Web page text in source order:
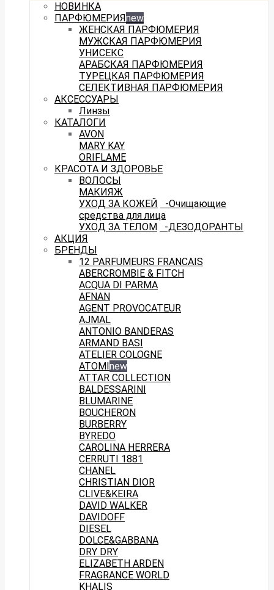
НОВИНКА
ПАРФЮМЕРИЯnew
ЖЕНСКАЯ ПАРФЮМЕРИЯ
МУЖСКАЯ ПАРФЮМЕРИЯ
УНИСЕКС
АРАБСКАЯ ПАРФЮМЕРИЯ
ТУРЕЦКАЯ ПАРФЮМЕРИЯ
СЕЛЕКТИВНАЯ ПАРФЮМЕРИЯ
АКСЕССУАРЫ
Линзы
КАТАЛОГИ
AVON
MARY KAY
ORIFLAME
КРАСОТА И ЗДОРОВЬЕ
ВОЛОСЫ
МАКИЯЖ
УХОД ЗА КОЖЕЙ
-Очищающие
средства для лица
УХОД ЗА ТЕЛОМ
-ДЕЗОДОРАНТЫ
АКЦИЯ
БРЕНДЫ
12 PARFUMEURS FRANCAIS
ABERCROMBIE & FITCH
ACQUA DI PARMA
AFNAN
AGENT PROVOCATEUR
AJMAL
ANTONIO BANDERAS
ARMAND BASI
ATELIER COLOGNE
ATOMI new
ATTAR COLLECTION
BALDESSARINI
BLUMARINE
BOUCHERON
BURBERRY
BYREDO
CAROLINA HERRERA
CERRUTI 1881
CHANEL
CHRISTIAN DIOR
CLIVE&KEIRA
DAVID WALKER
DAVIDOFF
DIESEL
DOLCE&GABBANA
DRY DRY
ELIZABETH ARDEN
FRAGRANCE WORLD
KHALIS